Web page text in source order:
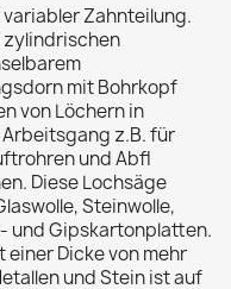
Zahnteilung.
zylindrischen
mit Bohrkopf
von Löchern in
z.B. für
und Abfl
Diese Lochsäge
Steinwolle,
und Gipskartonplatten.
einer Dicke von mehr
und Stein ist auf